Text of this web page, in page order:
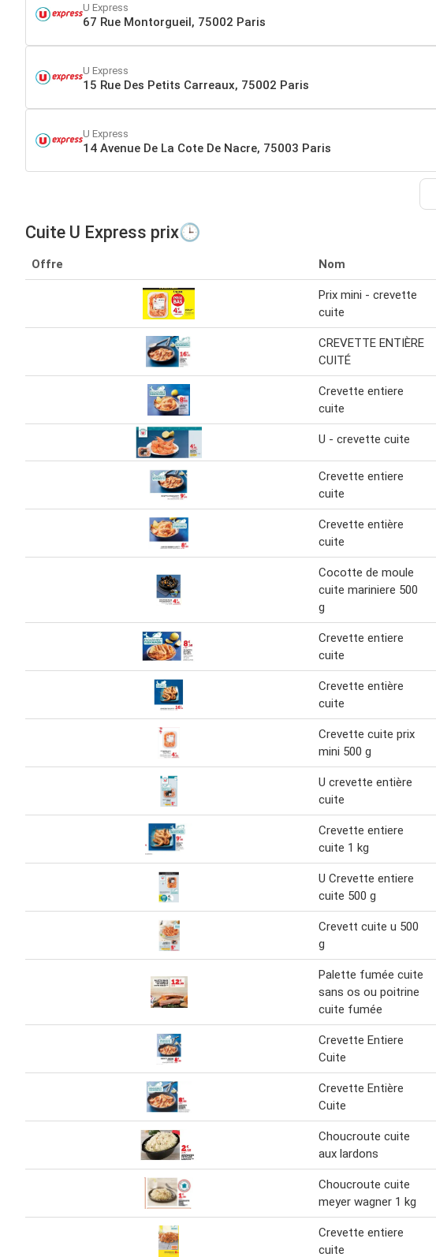
U Express
67 Rue Montorgueil, 75002 Paris
U Express
15 Rue Des Petits Carreaux, 75002 Paris
U Express
14 Avenue De La Cote De Nacre, 75003 Paris
Cuite U Express prix🕒
Offre Nom
Prix mini - crevette
cuite
CREVETTE ENTIÈRE
CUITÉ
Crevette entiere
cuite
U - crevette cuite
Crevette entiere
cuite
Crevette entière
cuite
Cocotte de moule
cuite mariniere 500
g
Crevette entiere
cuite
Crevette entière
cuite
Crevette cuite prix
mini 500 g
U crevette entière
cuite
Crevette entiere
cuite 1 kg
U Crevette entiere
cuite 500 g
Crevett cuite u 500
g
Palette fumée cuite
sans os ou poitrine
cuite fumée
Crevette Entiere
Cuite
Crevette Entière
Cuite
Choucroute cuite
aux lardons
Choucroute cuite
meyer wagner 1 kg
Crevette entiere
cuite